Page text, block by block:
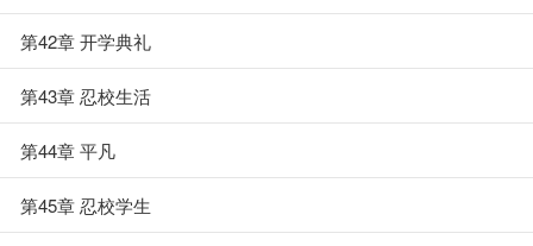
第42章 开学典礼
第43章 忍校生活
第44章 平凡
第45章 忍校学生